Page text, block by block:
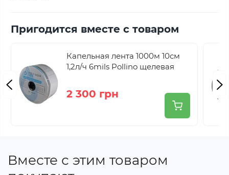
Пригодится вместе с товаром
Капельная лента 1000м 10см
1,2л/ч 6mils Pollino щелевая
2 300 грн
Вместе с этим товаром